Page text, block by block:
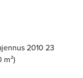
2010 23
m²)